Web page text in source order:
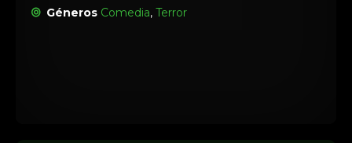
Géneros Comedia,Terror